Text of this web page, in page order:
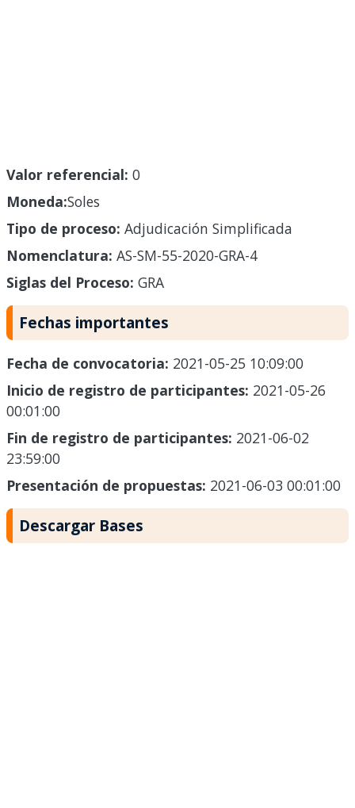
Valor referencial: 0
Moneda:Soles
Tipo de proceso: Adjudicación Simplificada
Nomenclatura: AS-SM-55-2020-GRA-4
Siglas del Proceso: GRA
Fechas importantes
Fecha de convocatoria: 2021-05-25 10:09:00
Inicio de registro de participantes: 2021-05-26
00:01:00
Fin de registro de participantes: 2021-06-02
23:59:00
Presentación de propuestas: 2021-06-03 00:01:00
Descargar Bases